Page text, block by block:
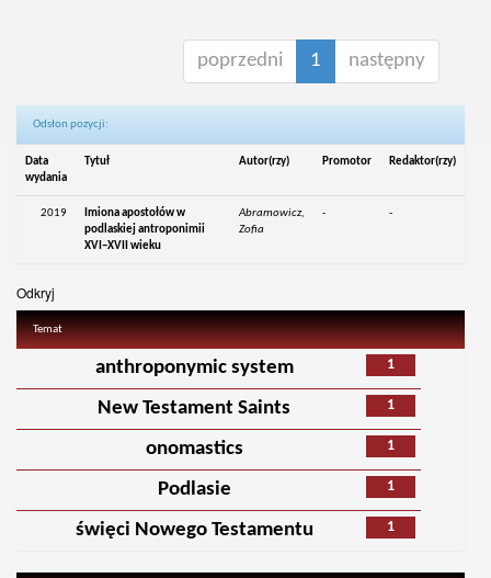
poprzedni 1 następny
Odsłon pozycji:
Data
wydania
Tytuł Autor(rzy) Promotor Redaktor(rzy)
2019
Imiona apostołów w
podlaskiej antroponimii
XVI–XVII wieku
Abramowicz,
Zofia
- -
Odkryj
Temat
1
anthroponymic system
1
New Testament Saints
1
onomastics
1
Podlasie
1
święci Nowego Testamentu